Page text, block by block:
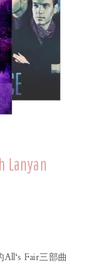
Lanyan
Fair三部曲